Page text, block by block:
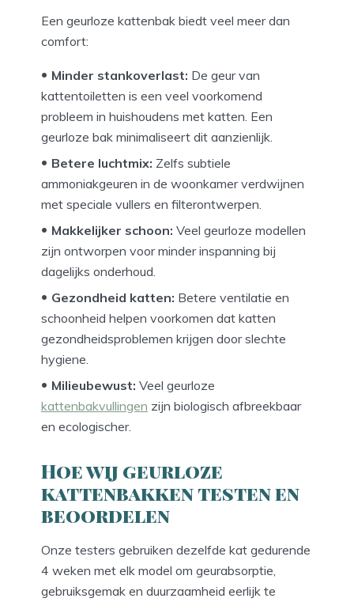
Een geurloze kattenbak biedt veel meer dan
comfort:
Minder stankoverlast: De geur van
kattentoiletten is een veel voorkomend
probleem in huishoudens met katten. Een
geurloze bak minimaliseert dit aanzienlijk.
Betere luchtmix: Zelfs subtiele
ammoniakgeuren in de woonkamer verdwijnen
met speciale vullers en filterontwerpen.
Makkelijker schoon: Veel geurloze modellen
zijn ontworpen voor minder inspanning bij
dagelijks onderhoud.
Gezondheid katten: Betere ventilatie en
schoonheid helpen voorkomen dat katten
gezondheidsproblemen krijgen door slechte
hygiene.
Milieubewust: Veel geurloze
kattenbakvullingen zijn biologisch afbreekbaar
en ecologischer.
Hoe wij geurloze
kattenbakken testen en
beoordelen
Onze testers gebruiken dezelfde kat gedurende
4 weken met elk model om geurabsorptie,
gebruiksgemak en duurzaamheid eerlijk te